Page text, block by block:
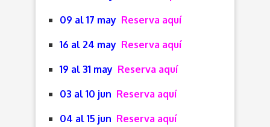
09 al 17 may Reserva aquí
16 al 24 may Reserva aquí
19 al 31 may Reserva aquí
03 al 10 jun Reserva aquí
04 al 15 jun Reserva aquí